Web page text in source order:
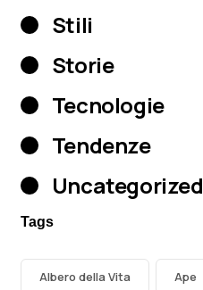
Stili
Storie
Tecnologie
Tendenze
Uncategorized
Tags
Albero della Vita Ape